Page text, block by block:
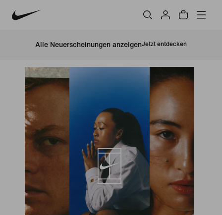
Alle Neuerscheinungen anzeigenJetzt entdecken